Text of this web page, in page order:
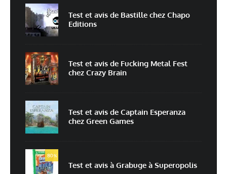
Enregistrer mon nom, mon e-mail et mon site dans le navigateur pour
mon prochain commentaire.
Prévenez-moi de tous les nouveaux commentaires par e-mail.
Prévenez-moi de tous les nouveaux articles par e-mail.
traitées
Test et avis de Bastille chez Chapo
Editions
Test et avis de Fucking Metal Fest
chez Crazy Brain
Test et avis de Captain Esperanza
chez Green Games
80%
Test et avis à Grabuge à Superopolis